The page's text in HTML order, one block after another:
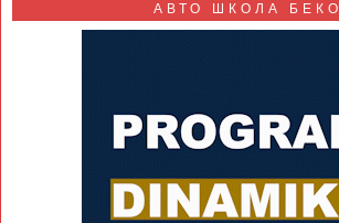
АВТО ШКОЛА БЕКО